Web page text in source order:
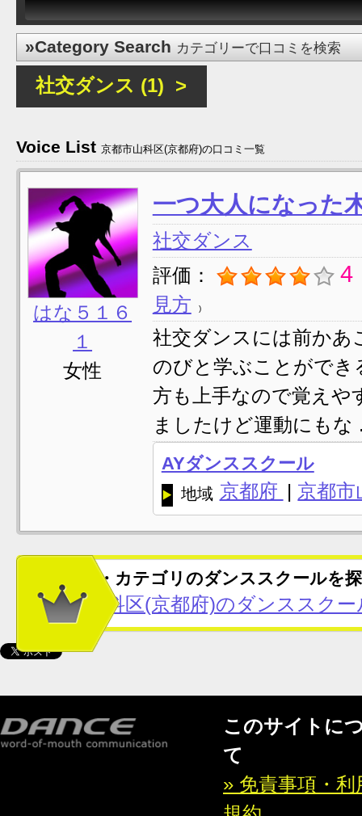
»Category Search カテゴリーで口コミを検索
社交ダンス (1) >
Voice List 京都市山科区(京都府)の口コミ一覧
はな５１６
１
女性
一つ大人になった
社交ダンス
評価：
4
見方
社交ダンスには前かあ
のびと学ぶことができ
方も上手なので覚えや
ましたけど運動にもな
AYダンススクール
地域 京都府 | 京都市
この地域・カテゴリのダンススクールを
京都市山科区(京都府)のダンススク
このサイトに
て
» 免責事項・利